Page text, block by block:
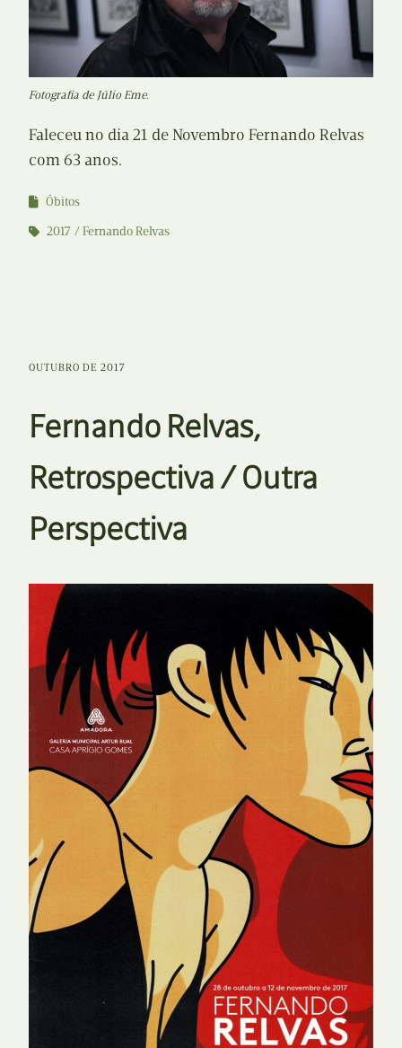
Fotografia de Júlio Eme.
Faleceu no dia 21 de Novembro Fernando Relvas
com 63 anos.
Óbitos
2017
Fernando Relvas
OUTUBRO DE 2017
Fernando Relvas,
Retrospectiva / Outra
Perspectiva